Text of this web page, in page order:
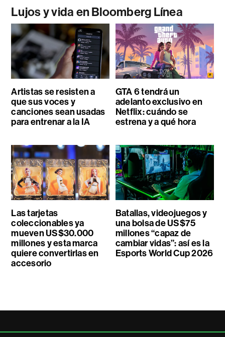
Lujos y vida en Bloomberg Línea
Artistas se resisten a
que sus voces y
canciones sean usadas
para entrenar a la IA
GTA 6 tendrá un
adelanto exclusivo en
Netflix: cuándo se
estrena y a qué hora
Las tarjetas
coleccionables ya
mueven US$30.000
millones y esta marca
quiere convertirlas en
accesorio
Batallas, videojuegos y
una bolsa de US$75
millones “capaz de
cambiar vidas”: así es la
Esports World Cup 2026